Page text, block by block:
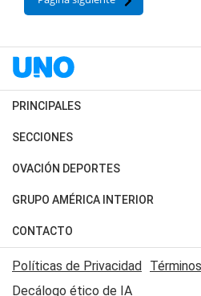
PRINCIPALES
Últimas Noticias
Política
Judiciales
Economia
SECCIONES
Horóscopo
Motores
Trucos caseros
Series y Películas
OVACIÓN DEPORTES
Fútbol
Mundial
Automovilismo
Rugby
GRUPO AMÉRICA INTERIOR
Canal 7 en Vivo
CONTACTO
Acerca de Nosotros
Contactanos
Políticas de Privacidad
Decálogo ético de IA